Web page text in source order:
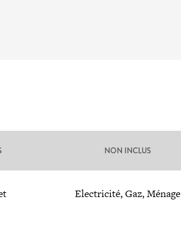
NON INCLUS
Electricité, Gaz, Ménage